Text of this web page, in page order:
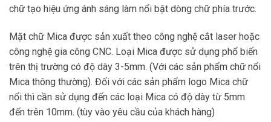
công nghệ gia công CNC. Loại Mica được sử dụng phổ biến
trên thị trường có độ dày 3-5mm. (Với các sản phẩm chữ nổi
Mica thông thường). Đối với các sản phẩm logo Mica chữ
nổi thì cần sử dụng đến các loại Mica có độ dày từ 5mm
đến trên 10mm. (tùy vào yêu cầu của khách hàng)